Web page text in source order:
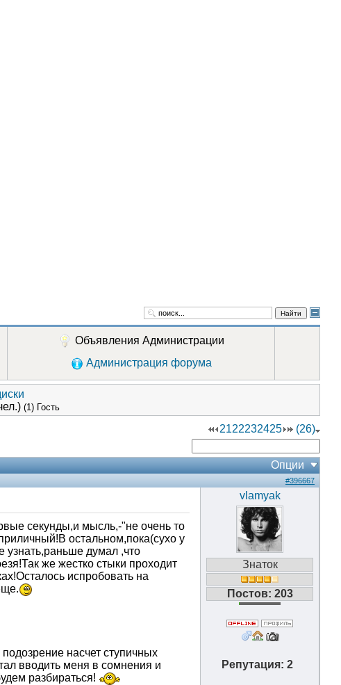
Найти
Объявления Администрации
Администрация форума
(1) Гость
2122232425 (26)
Опции
#396667
секунды,и мысль,-"не очень то
остальном,пока(сухо у
узнать,раньше думал ,что
же жестко стыки проходит
испробовать на
насчет ступичных
вводить меня в сомнения и
разбираться!
vlamyak
Знаток
Постов: 203
Репутация: 2